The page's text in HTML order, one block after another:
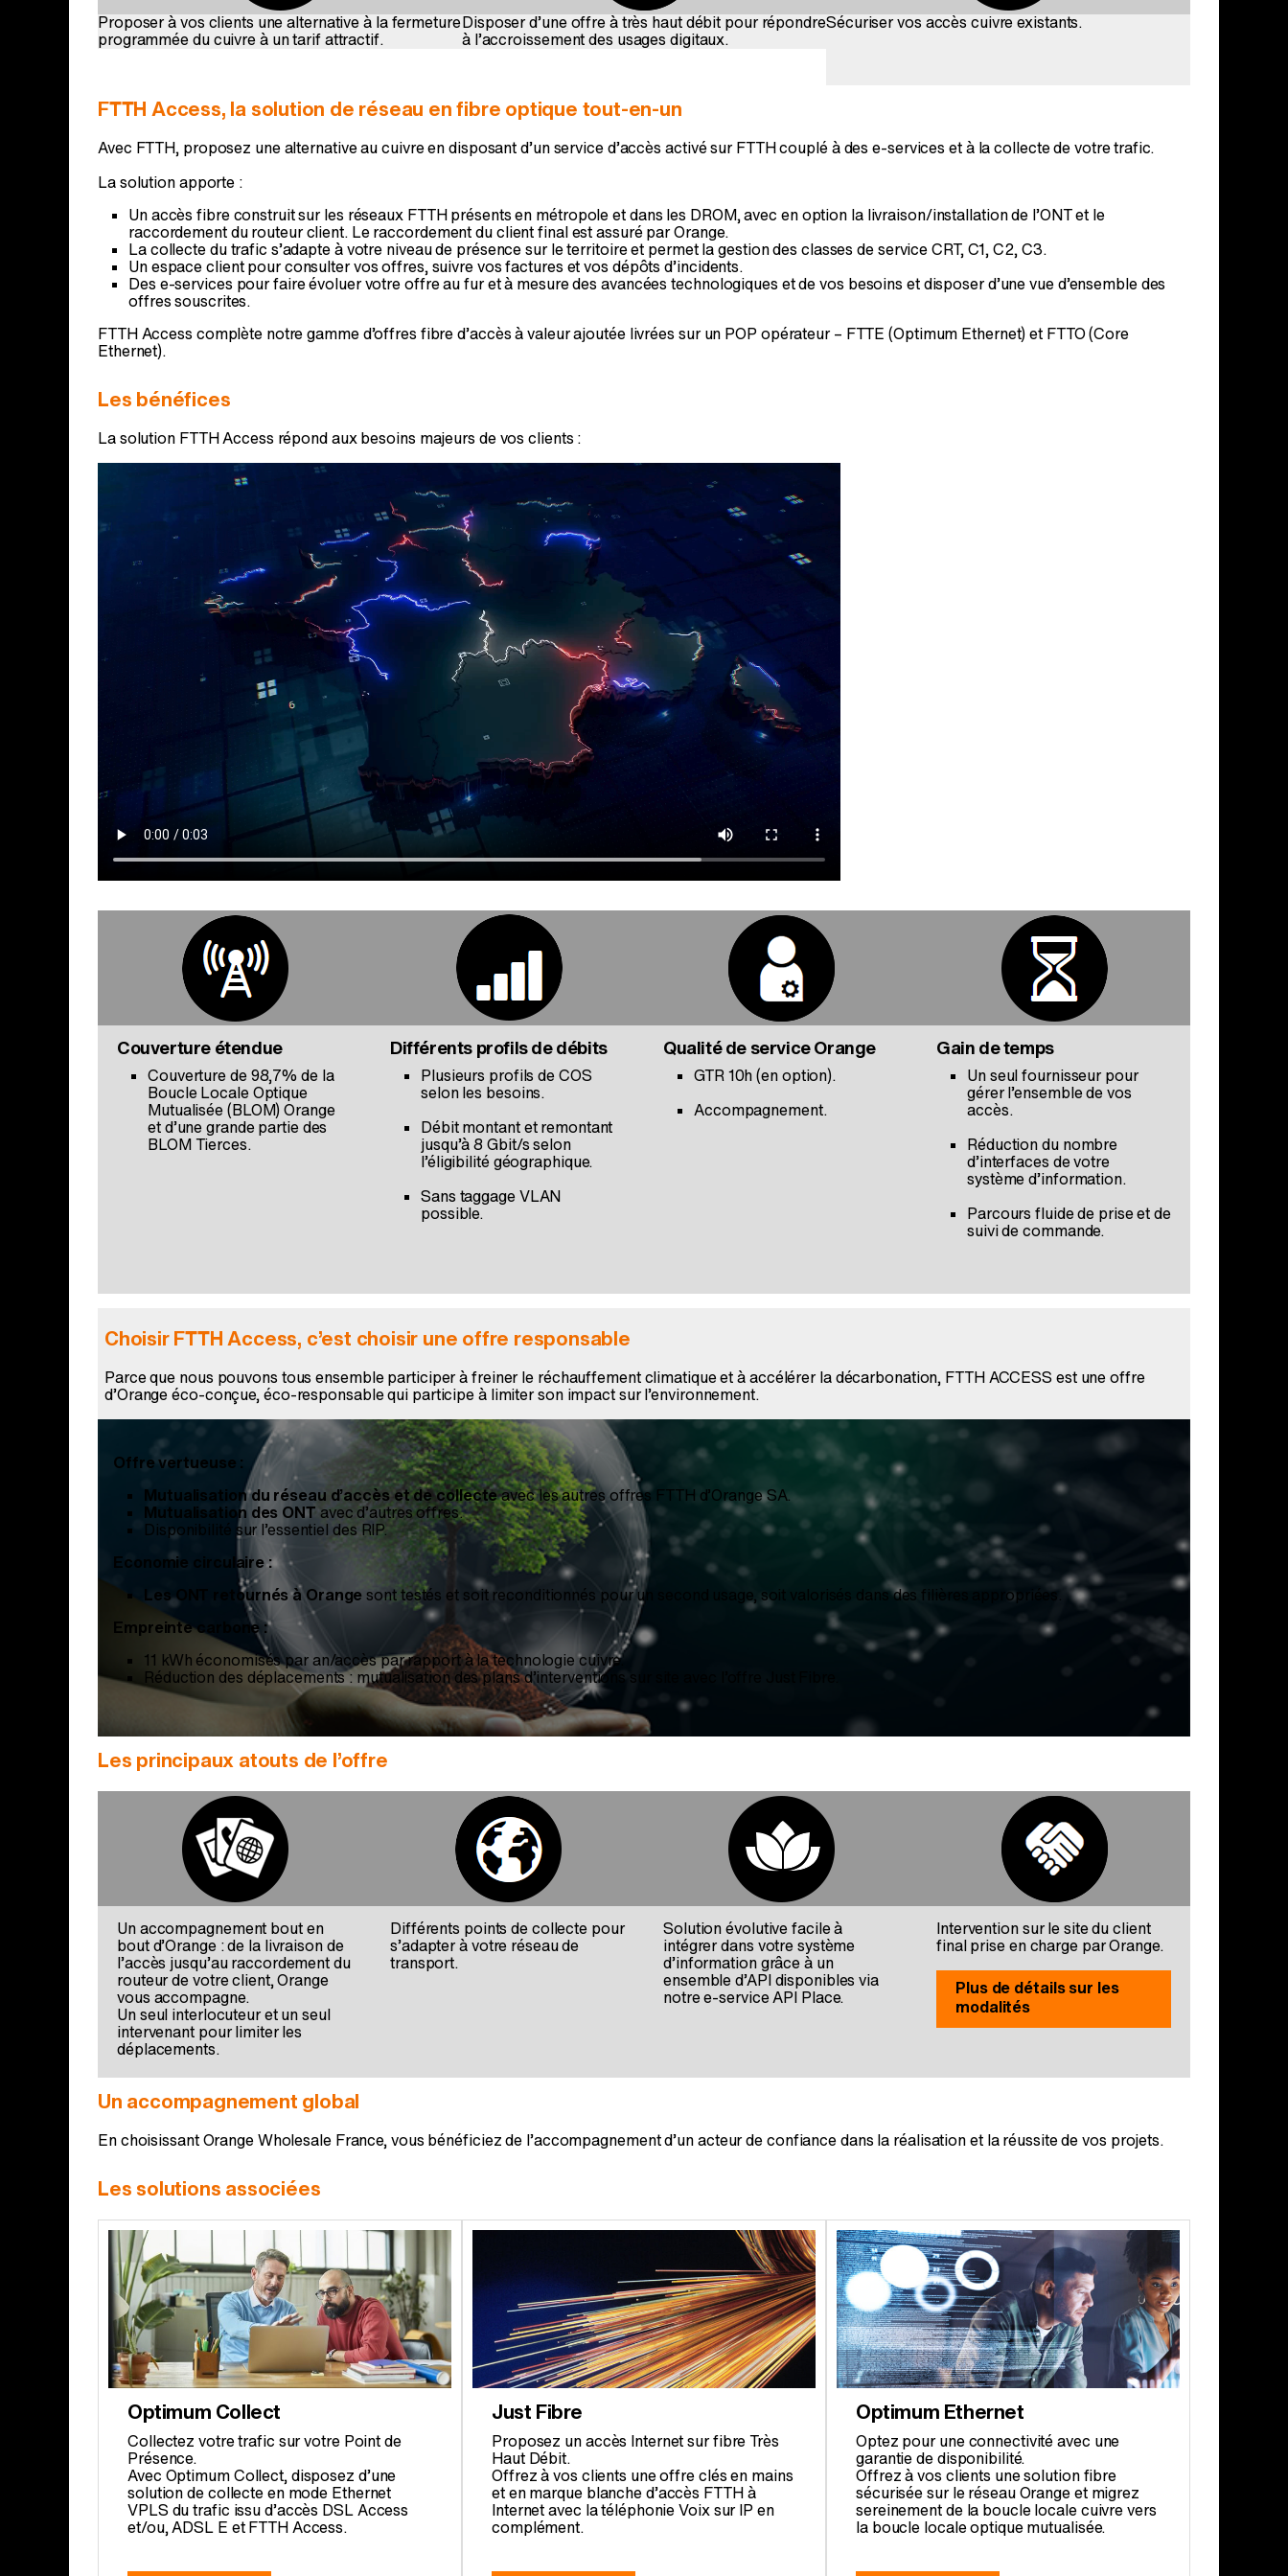
Proposer à vos clients une alternative à la fermeture
programmée du cuivre à un tarif attractif.
Disposer d’une offre à très haut débit pour répondre
à l’accroissement des usages digitaux.
Sécuriser vos accès cuivre existants.​
FTTH Access, la solution de réseau en fibre optique tout-en-un
Avec FTTH, proposez une alternative au cuivre en disposant d’un service d’accès activé sur FTTH couplé à des e-services et à la collecte de votre trafic.
La solution apporte :
Un accès fibre construit sur les réseaux FTTH présents en métropole et dans les DROM, avec en option la livraison/installation de l’ONT et le
raccordement du routeur client. Le raccordement du client final est assuré par Orange.
La collecte du trafic s’adapte à votre niveau de présence sur le territoire et permet la gestion des classes de service CRT, C1, C2, C3.
Un espace client pour consulter vos offres, suivre vos factures et vos dépôts d’incidents.
Des e-services pour faire évoluer votre offre au fur et à mesure des avancées technologiques et de vos besoins et disposer d’une vue d’ensemble des
offres souscrites.
FTTH Access complète notre gamme d’offres fibre d’accès à valeur ajoutée livrées sur un POP opérateur – FTTE (Optimum Ethernet) et FTTO (Core
Ethernet).
Les bénéfices
La solution FTTH Access répond aux besoins majeurs de vos clients :
Couverture étendue
Couverture de 98,7% de la
Boucle Locale Optique
Mutualisée (BLOM) Orange
et d’une grande partie des
BLOM Tierces.
Différents profils de débits
Plusieurs profils de COS
selon les besoins.
Débit montant et remontant
jusqu’à 8 Gbit/s selon
l’éligibilité géographique.
Sans taggage VLAN
possible.
Qualité de service Orange
GTR 10h (en option).
Accompagnement.
Gain de temps
Un seul fournisseur pour
gérer l’ensemble de vos
accès.
Réduction du nombre
d’interfaces de votre
système d’information.
Parcours fluide de prise et de
suivi de commande.
Choisir FTTH Access, c’est choisir une offre responsable
Parce que nous pouvons tous ensemble participer à freiner le réchauffement climatique et à accélérer la décarbonation, FTTH ACCESS est une offre
d’Orange éco-conçue, éco-responsable qui participe à limiter son impact sur l’environnement.
Offre vertueuse :
Mutualisation du réseau d’accès et de collecteavec les autres offres FTTH d’Orange SA.
Mutualisation des ONTavec d’autres offres.
Disponibilité sur l’essentiel des RIP.
Economie circulaire :
Les ONT retournés à Orangesont testés et soit reconditionnés pour un second usage, soit valorisés dans des filières appropriées.
Empreinte carbone :
11 kWh économisés par an/accès par rapport à la technologie cuivre.
Réduction des déplacements : mutualisation des plans d’interventions sur site avec l’offre Just Fibre.
Les principaux atouts de l’offre
Un accompagnement bout en
bout d’Orange : de la livraison de
l’accès jusqu’au raccordement du
routeur de votre client, Orange
vous accompagne.
Un seul interlocuteur et un seul
intervenant pour limiter les
déplacements.
Différents points de collecte pour
s’adapter à votre réseau de
transport.
Solution évolutive facile à
intégrer dans votre système
d’information grâce à un
ensemble d’API disponibles via
notre e-service API Place.
Intervention sur le site du client
final prise en charge par Orange.
Plus de détails sur les
modalités
Un accompagnement global
En choisissant Orange Wholesale France, vous bénéficiez de l’accompagnement d’un acteur de confiance dans la réalisation et la réussite de vos projets.
Les solutions associées
Optimum Collect
Collectez votre trafic sur votre Point de
Présence.
Avec Optimum Collect, disposez d’une
solution de collecte en mode Ethernet
VPLS du trafic issu d’accès DSL Access
et/ou, ADSL E et FTTH Access.
Just Fibre
Proposez un accès Internet sur fibre Très
Haut Débit.
Offrez à vos clients une offre clés en mains
et en marque blanche d’accès FTTH à
Internet avec la téléphonie Voix sur IP en
complément.
Optimum Ethernet
Optez pour une connectivité avec une
garantie de disponibilité.
Offrez à vos clients une solution fibre
sécurisée sur le réseau Orange et migrez
sereinement de la boucle locale cuivre vers
la boucle locale optique mutualisée.